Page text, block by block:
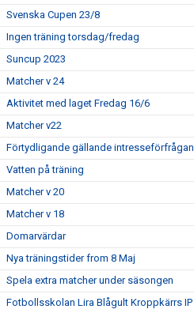
Svenska Cupen 23/8
Ingen träning torsdag/fredag
Suncup 2023
Matcher v 24
Aktivitet med laget Fredag 16/6
Matcher v22
Förtydligande gällande intresseförfrågan
Vatten på träning
Matcher v 20
Matcher v 18
Domarvärdar
Nya träningstider from 8 Maj
Spela extra matcher under säsongen
Fotbollsskolan Lira Blågult Kroppkärrs IP